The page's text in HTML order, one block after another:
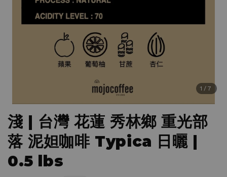
1 /7
淺 | 台灣 花蓮 秀林鄉 重光部
落 泥妲咖啡 Typica 日曬 |
0.5 lbs